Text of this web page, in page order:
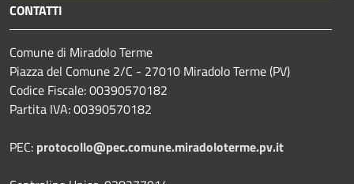
CONTATTI
Comune di Miradolo Terme
Piazza del Comune 2/C - 27010 Miradolo Terme (PV)
Codice Fiscale: 00390570182
Partita IVA: 00390570182
PEC: protocollo@pec.comune.miradoloterme.pv.it